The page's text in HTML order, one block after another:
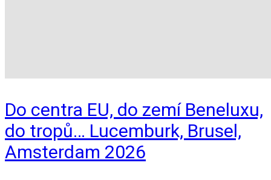
Do centra EU, do zemí Beneluxu,
do tropů… Lucemburk, Brusel,
Amsterdam 2026